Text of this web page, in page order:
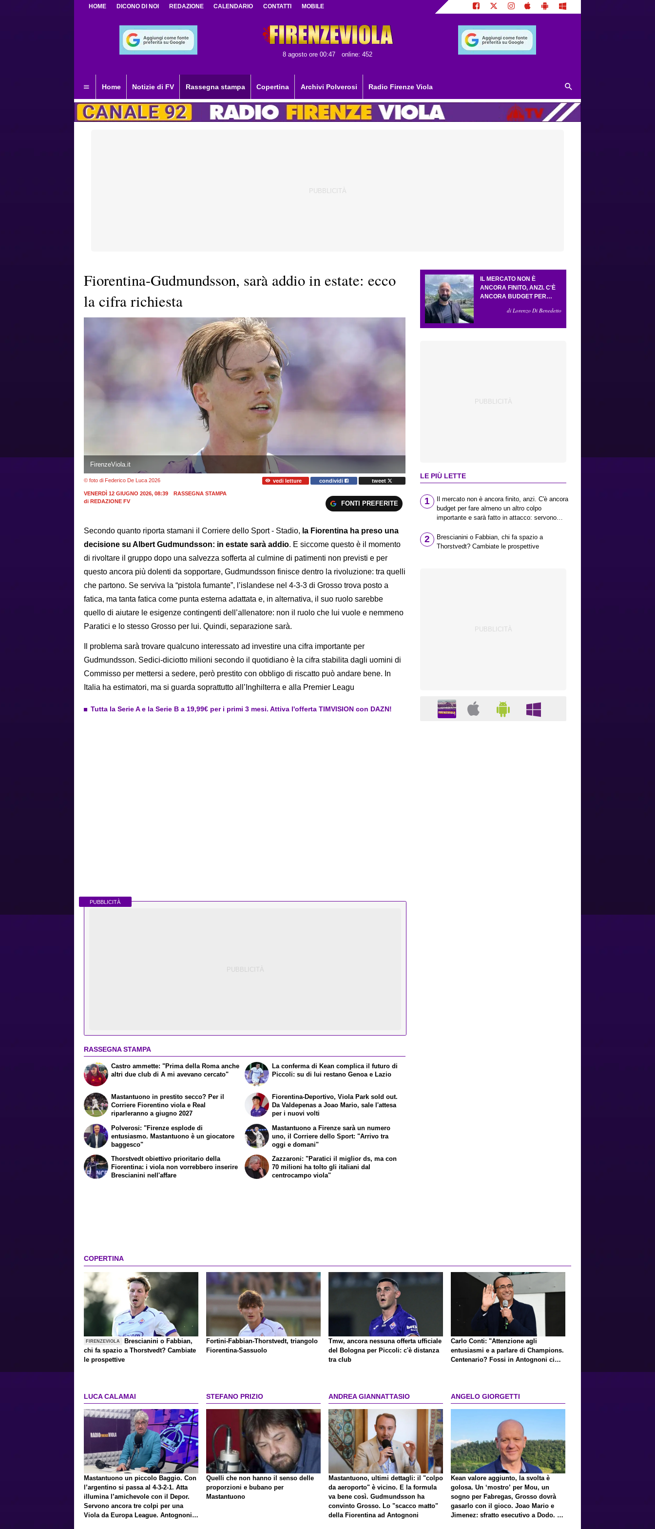
HOME DICONO DI NOI REDAZIONE CALENDARIO CONTATTI MOBILE
8 agosto ore 00:47 online: 452
Home Notizie di FV Rassegna stampa Copertina Archivi Polverosi Radio Firenze Viola
Fiorentina-Gudmundsson, sarà addio in estate: ecco
la cifra richiesta
FirenzeViola.it
© foto di Federico De Luca 2026 vedi letture condividi tweet
VENERDÌ 12 GIUGNO 2026, 08:39
RASSEGNA STAMPA
di REDAZIONE FV FONTI PREFERITE
Secondo quanto riporta stamani il Corriere dello Sport - Stadio, la Fiorentina ha preso una
decisione su Albert Gudmundsson: in estate sarà addio. E siccome questo è il momento
di rivoltare il gruppo dopo una salvezza sofferta al culmine di patimenti non previsti e per
questo ancora più dolenti da sopportare, Gudmundsson finisce dentro la rivoluzione: tra quelli
che partono. Se serviva la “pistola fumante”, l’islandese nel 4-3-3 di Grosso trova posto a
fatica, ma tanta fatica come punta esterna adattata e, in alternativa, il suo ruolo sarebbe
quello di aiutare le esigenze contingenti dell’allenatore: non il ruolo che lui vuole e nemmeno
Paratici e lo stesso Grosso per lui. Quindi, separazione sarà.
Il problema sarà trovare qualcuno interessato ad investire una cifra importante per
Gudmundsson. Sedici-diciotto milioni secondo il quotidiano è la cifra stabilita dagli uomini di
Commisso per mettersi a sedere, però prestito con obbligo di riscatto può andare bene. In
Italia ha estimatori, ma si guarda soprattutto all’Inghilterra e alla Premier Leagu
Tutta la Serie A e la Serie B a 19,99€ per i primi 3 mesi. Attiva l'offerta TIMVISION con DAZN!
PUBBLICITÀ
RASSEGNA STAMPA
Castro ammette: "Prima della Roma anche
altri due club di A mi avevano cercato"
Mastantuono in prestito secco? Per il
Corriere Fiorentino viola e Real
riparleranno a giugno 2027
La conferma di Kean complica il futuro di
Piccoli: su di lui restano Genoa e Lazio
Fiorentina-Deportivo, Viola Park sold out.
Da Valdepenas a Joao Mario, sale l'attesa
per i nuovi volti
Polverosi: "Firenze esplode di
entusiasmo. Mastantuono è un giocatore
baggesco"
Thorstvedt obiettivo prioritario della
Fiorentina: i viola non vorrebbero inserire
Brescianini nell'affare
Mastantuono a Firenze sarà un numero
uno, il Corriere dello Sport: "Arrivo tra
oggi e domani"
Zazzaroni: "Paratici il miglior ds, ma con
70 milioni ha tolto gli italiani dal
centrocampo viola"
IL MERCATO NON È
ANCORA FINITO, ANZI. C'È
ANCORA BUDGET PER
COLPO IMPORTANTE E
di Lorenzo Di Benedetto
LE PIÙ LETTE
1
Il mercato non è ancora finito, anzi. C'è ancora
budget per fare almeno un altro colpo
importante e sarà fatto in attacco: servono
il Bologna: caccia al giusto incastro
2
Brescianini o Fabbian, chi fa spazio a
Thorstvedt? Cambiate le prospettive
COPERTINA
FIRENZEVIOLA
Brescianini o Fabbian,
chi fa spazio a Thorstvedt? Cambiate
le prospettive
Fortini-Fabbian-Thorstvedt, triangolo
Fiorentina-Sassuolo
Tmw, ancora nessuna offerta ufficiale
del Bologna per Piccoli: c'è distanza
tra club
Carlo Conti: "Attenzione agli
entusiasmi e a parlare di Champions.
Centenario? Fossi in Antognoni ci
LUCA CALAMAI
Mastantuono un piccolo Baggio. Con
l’argentino si passa al 4-3-2-1. Atta
illumina l’amichevole con il Depor.
Servono ancora tre colpi per una
Viola da Europa League. Antognoni,
STEFANO PRIZIO
Quelli che non hanno il senso delle
proporzioni e bubano per
Mastantuono
ANDREA GIANNATTASIO
Mastantuono, ultimi dettagli: il "colpo
da aeroporto" è vicino. E la formula
va bene così. Gudmundsson ha
convinto Grosso. Lo "scacco matto"
della Fiorentina ad Antognoni
ANGELO GIORGETTI
Kean valore aggiunto, la svolta è
golosa. Un ‘mostro’ per Mou, un
sogno per Fabregas, Grosso dovrà
gasarlo con il gioco. Joao Mario e
Jimenez: sfratto esecutivo a Dodo. E